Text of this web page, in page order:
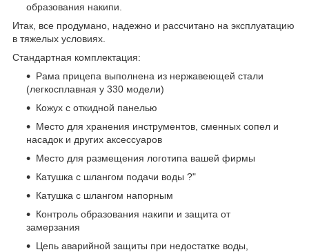
образования накипи.
Итак, все продумано, надежно и рассчитано на эксплуатацию
в тяжелых условиях.
Стандартная комплектация:
Рама прицепа выполнена из нержавеющей стали
(легкосплавная у 330 модели)
Кожух с откидной панелью
Место для хранения инструментов, сменных сопел и
насадок и других аксессуаров
Место для размещения логотипа вашей фирмы
Катушка с шлангом подачи воды ?"
Катушка с шлангом напорным
Контроль образования накипи и защита от
замерзания
Цепь аварийной защиты при недостатке воды,